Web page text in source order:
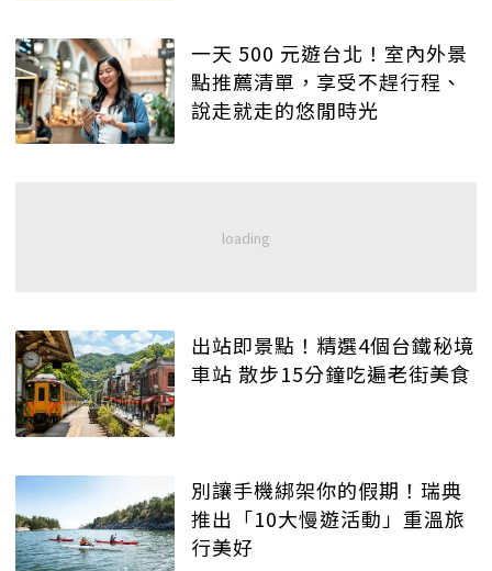
一天 500 元遊台北！室內外景
點推薦清單，享受不趕行程、
說走就走的悠閒時光
出站即景點！精選4個台鐵秘境
車站 散步15分鐘吃遍老街美食
別讓手機綁架你的假期！瑞典
推出「10大慢遊活動」重溫旅
行美好